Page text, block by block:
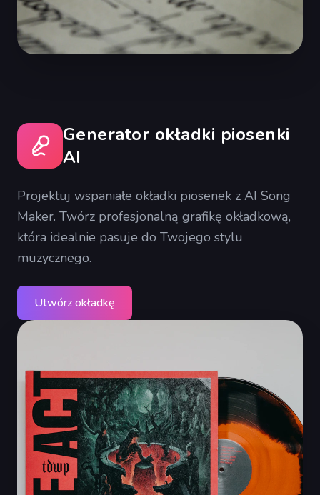
Generator okładki piosenki
AI
Projektuj wspaniałe okładki piosenek z AI Song
Maker. Twórz profesjonalną grafikę okładkową,
która idealnie pasuje do Twojego stylu
muzycznego.
Utwórz okładkę